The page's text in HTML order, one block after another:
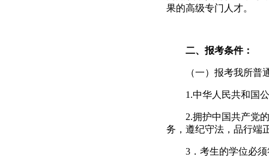
果的高级专门人才。
二、报考条件：
（一）报考我所
1.中华人民共和国
2.拥护中国共产党
务，遵纪守法，品行端
3．考生的学位必